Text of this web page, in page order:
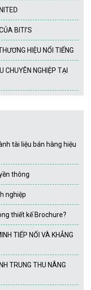
BITI’S
HIỆU NỔI TIẾNG
CHUYÊN NGHIỆP TẠI
tài liệu bán hàng hiệu
thông
nghiệp
thiết kế Brochure?
TIẾP NỐI VÀ KHẲNG
TRUNG THU NÂNG